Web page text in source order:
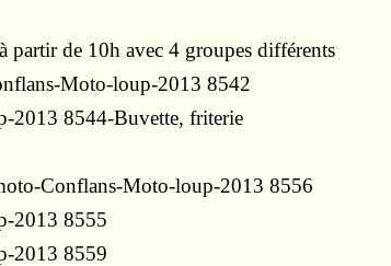
partir de 10h avec 4 groupes différents
-Buvette, friterie